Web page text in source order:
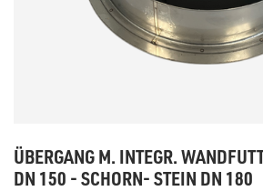
ÜBERGANG M. INTEGR.
DN 150 - SCHORN- STEIN DN 180